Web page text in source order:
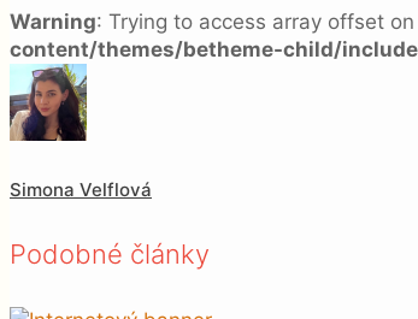
Warning: Trying to access array offset
content/themes/betheme-child/
Simona Velflová
Podobné články